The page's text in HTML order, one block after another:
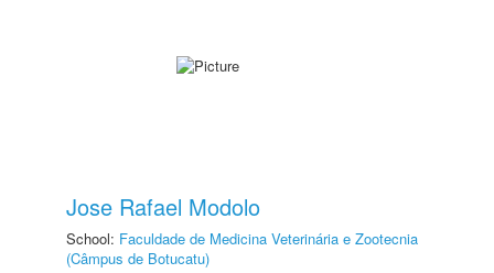
Jose Rafael Modolo
School: Faculdade de Medicina Veterinária e Zootecnia
(Câmpus de Botucatu)